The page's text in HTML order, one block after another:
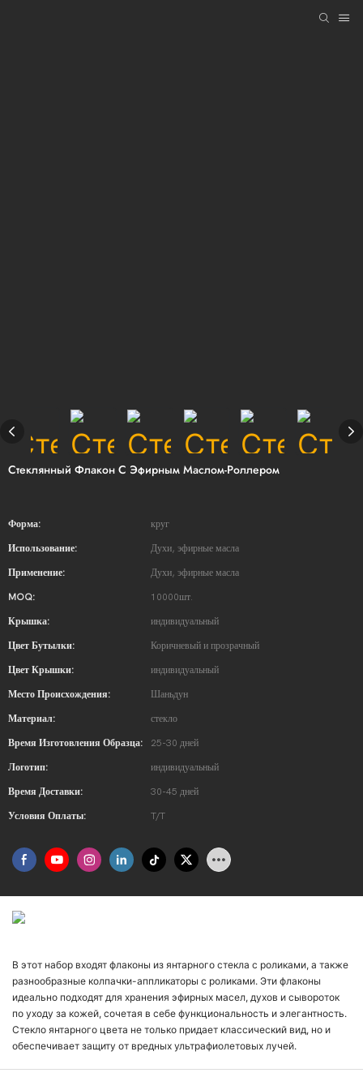
Стеклянный Флакон С Эфирным Маслом-Роллером
Форма: круг
Использование: Духи, эфирные масла
Применение: Духи, эфирные масла
MOQ: 10000шт.
Крышка: индивидуальный
Цвет Бутылки: Коричневый и прозрачный
Цвет Крышки: индивидуальный
Место Происхождения: Шаньдун
Материал: стекло
Время Изготовления Образца: 25-30 дней
Логотип: индивидуальный
Время Доставки: 30-45 дней
Условия Оплаты: T/T
В этот набор входят флаконы из янтарного стекла с роликами, а также
разнообразные колпачки-аппликаторы с роликами. Эти флаконы
идеально подходят для хранения эфирных масел, духов и сывороток
по уходу за кожей, сочетая в себе функциональность и элегантность.
Стекло янтарного цвета не только придает классический вид, но и
обеспечивает защиту от вредных ультрафиолетовых лучей.